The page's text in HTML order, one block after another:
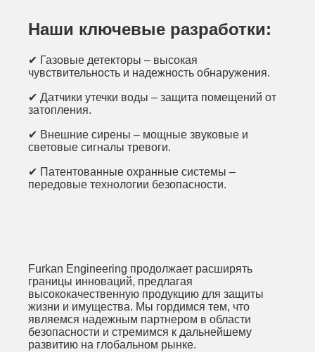
Наши ключевые разработки:
✔ Газовые детекторы – высокая
чувствительность и надежность обнаружения.
✔ Датчики утечки воды – защита помещений от
затопления.
✔ Внешние сирены – мощные звуковые и
световые сигналы тревоги.
✔ Патентованные охранные системы –
передовые технологии безопасности.
Furkan Engineering продолжает расширять
границы инноваций, предлагая
высококачественную продукцию для защиты
жизни и имущества. Мы гордимся тем, что
являемся надежным партнером в области
безопасности и стремимся к дальнейшему
развитию на глобальном рынке.